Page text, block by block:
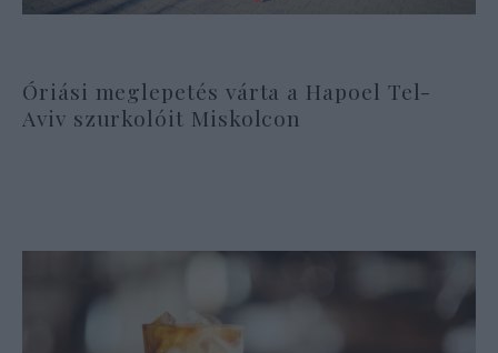
Óriási meglepetés várta a Hapoel Tel-
Aviv szurkolóit Miskolcon